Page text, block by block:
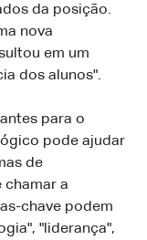
da posição.
nova
em um
dos alunos".
para o
pode ajudar
de
chamar a
chave podem
"liderança",